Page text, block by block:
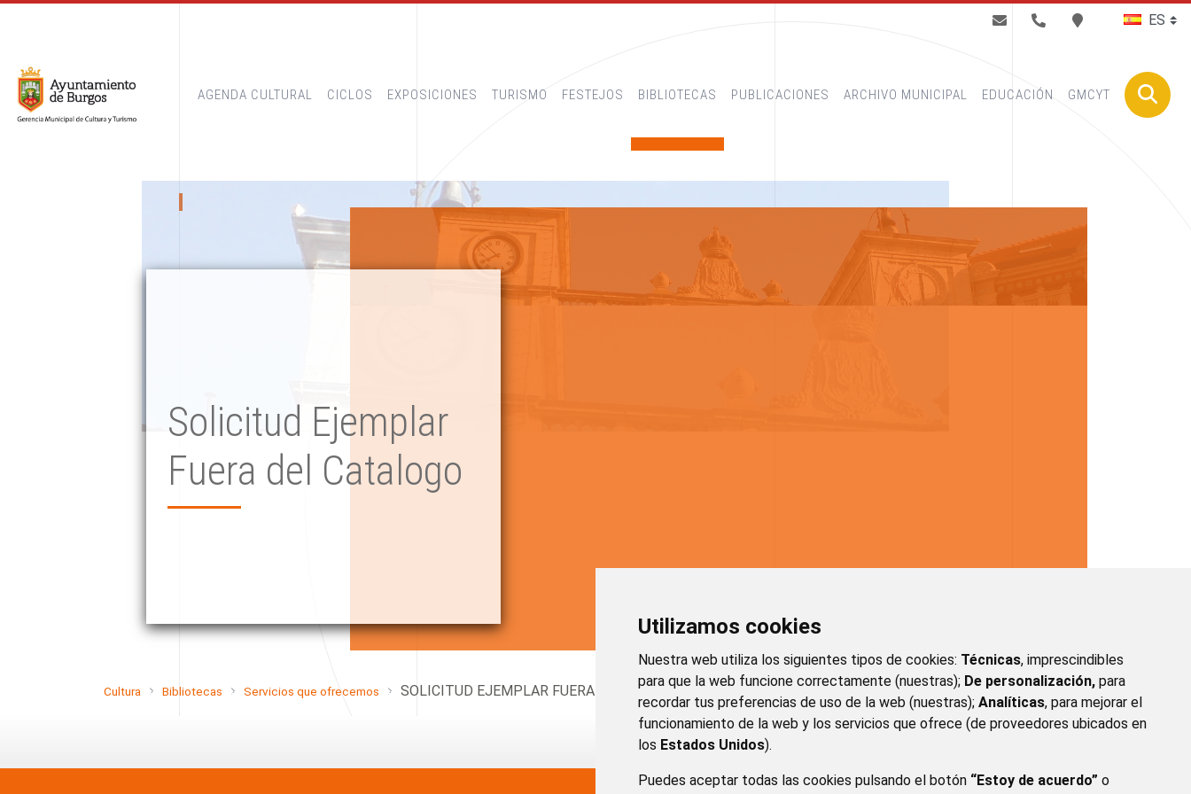
Utilizamos cookies
Nuestra web utiliza los siguientes tipos de cookies: Técnicas, imprescindibles
para que la web funcione correctamente (nuestras); De personalización, para
recordar tus preferencias de uso de la web (nuestras); Analíticas, para mejorar el
funcionamiento de la web y los servicios que ofrece (de proveedores ubicados en
los Estados Unidos).
Puedes aceptar todas las cookies pulsando el botón “Estoy de acuerdo” o
AGENDA CULTURAL CICLOS EXPOSICIONES TURISMO FESTEJOS BIBLIOTECAS PUBLICACIONES ARCHIVO MUNICIPAL EDUCACIÓN GMCYT
Solicitud Ejemplar
Fuera del Catalogo
Cultura Bibliotecas Servicios que ofrecemos SOLICITUD EJEMPLAR FUERA DEL CATALOGO